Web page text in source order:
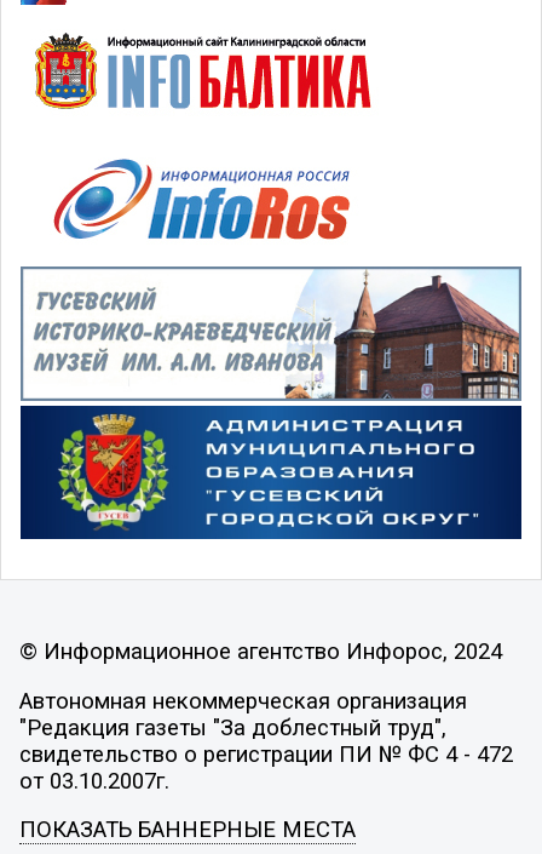
© Информационное агентство Инфорос, 2024
Автономная некоммерческая организация
"Редакция газеты "За доблестный труд",
свидетельство о регистрации ПИ № ФС 4 - 472
от 03.10.2007г.
ПОКАЗАТЬ БАННЕРНЫЕ МЕСТА